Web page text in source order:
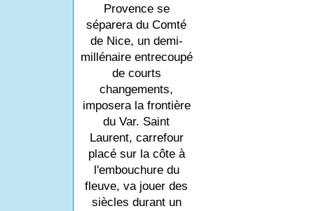
Provence se
séparera du Comté
de Nice, un demi-
millénaire entrecoupé
de courts
changements,
imposera la frontière
du Var. Saint
Laurent, carrefour
placé sur la côte à
l'embouchure du
fleuve, va jouer des
siècles durant un